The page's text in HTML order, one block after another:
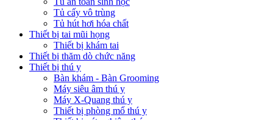
Tủ cấy vô trùng
Tủ hút hơi hóa chất
Thiết bị tai mũi họng
Thiết bị khám tai
Thiết bị thăm dò chức năng
Thiết bị thú y
Bàn khám - Bàn Grooming
Máy siêu âm thú y
Máy X-Quang thú y
Thiết bị phòng mổ thú y